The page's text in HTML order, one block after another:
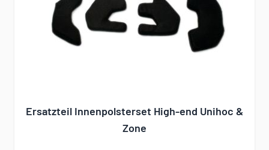
Ersatzteil Innenpolsterset High-end Unihoc &
Zone